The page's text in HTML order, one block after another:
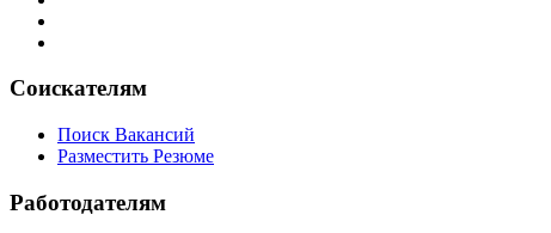
Соискателям
Поиск Вакансий
Разместить Резюме
Работодателям